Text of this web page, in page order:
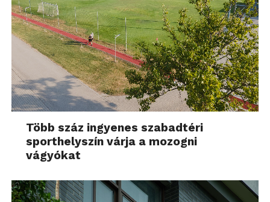
Több száz ingyenes szabadtéri
sporthelyszín várja a mozogni
vágyókat